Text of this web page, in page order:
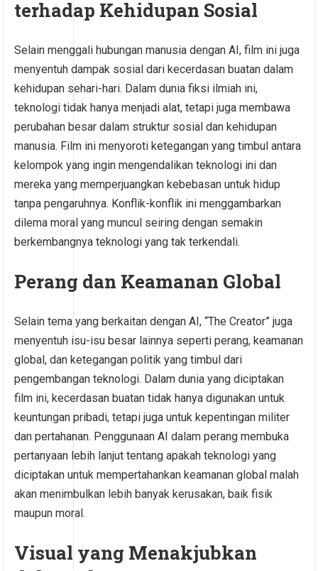
terhadap Kehidupan Sosial
Selain menggali hubungan manusia dengan AI, film ini juga
menyentuh dampak sosial dari kecerdasan buatan dalam
kehidupan sehari-hari. Dalam dunia fiksi ilmiah ini,
teknologi tidak hanya menjadi alat, tetapi juga membawa
perubahan besar dalam struktur sosial dan kehidupan
manusia. Film ini menyoroti ketegangan yang timbul antara
kelompok yang ingin mengendalikan teknologi ini dan
mereka yang memperjuangkan kebebasan untuk hidup
tanpa pengaruhnya. Konflik-konflik ini menggambarkan
dilema moral yang muncul seiring dengan semakin
berkembangnya teknologi yang tak terkendali.
Perang dan Keamanan Global
Selain tema yang berkaitan dengan AI, “The Creator” juga
menyentuh isu-isu besar lainnya seperti perang, keamanan
global, dan ketegangan politik yang timbul dari
pengembangan teknologi. Dalam dunia yang diciptakan
film ini, kecerdasan buatan tidak hanya digunakan untuk
keuntungan pribadi, tetapi juga untuk kepentingan militer
dan pertahanan. Penggunaan AI dalam perang membuka
pertanyaan lebih lanjut tentang apakah teknologi yang
diciptakan untuk mempertahankan keamanan global malah
akan menimbulkan lebih banyak kerusakan, baik fisik
maupun moral.
Visual yang Menakjubkan